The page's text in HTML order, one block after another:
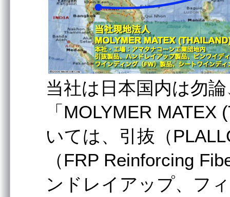
当社は⽇本国内は勿
「MOLYMER
いては、引抜（
（FRP Reinforcing
ンドレイアップ、フ